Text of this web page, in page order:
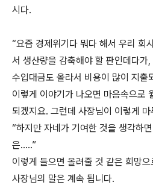
시다.
“요즘 경제위기다 뭐다 해서 우리 회
서 생산량을 감축해야 할 판인데다가
수입대금도 올라서 비용이 많이 지출
이렇게 이야기가 나오면 마음속으로
되겠지요. 그런데 사장님이 이렇게
“하지만 자네가 기여한 것을 생각하
은…..”
이렇게 들으면 올려줄 것 같은 희망
사장님의 말은 계속 됩니다.